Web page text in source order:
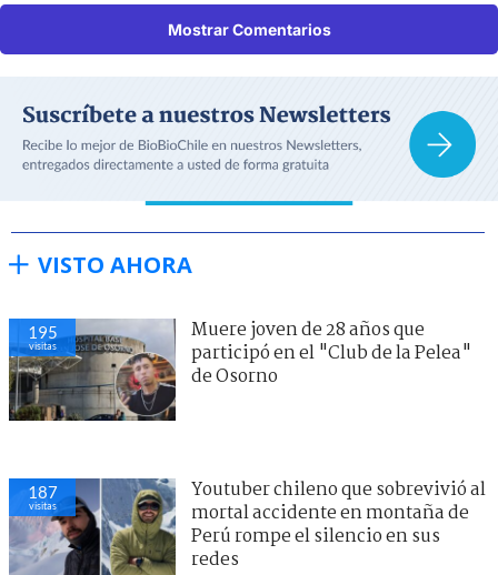
Mostrar Comentarios
VISTO AHORA
195
visitas
Muere joven de 28 años que
participó en el "Club de la Pelea"
de Osorno
187
visitas
Youtuber chileno que sobrevivió al
mortal accidente en montaña de
Perú rompe el silencio en sus
redes